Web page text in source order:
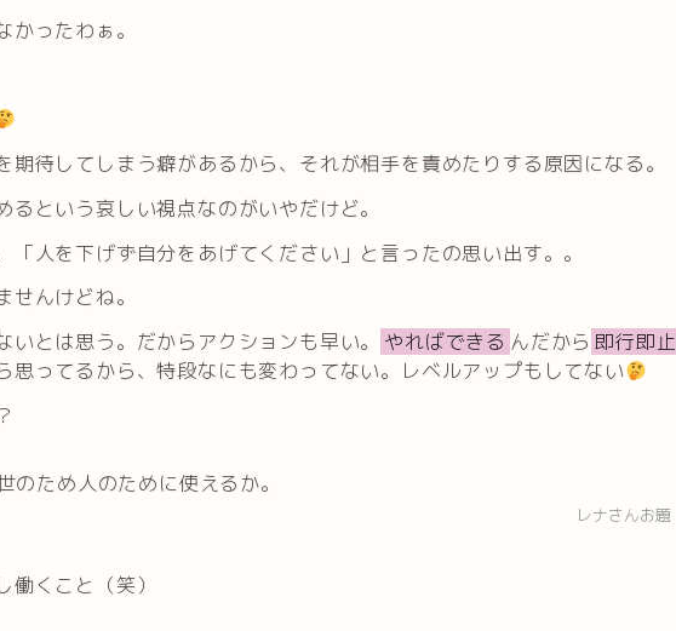
ったわぁ。
期待してしまう癖があるから、それが相手を責めたりする原因になる。
という哀しい視点なのがいやだけど。
人を下げず自分をあげてください」と言ったの思い出す。。
んけどね。
とは思う。だからアクションも早い。
やればできる んだから 即行即止
思ってるから、特段なにも変わってない。レベルアップもしてない
のため人のために使えるか。
レナさんお題
くこと（笑）